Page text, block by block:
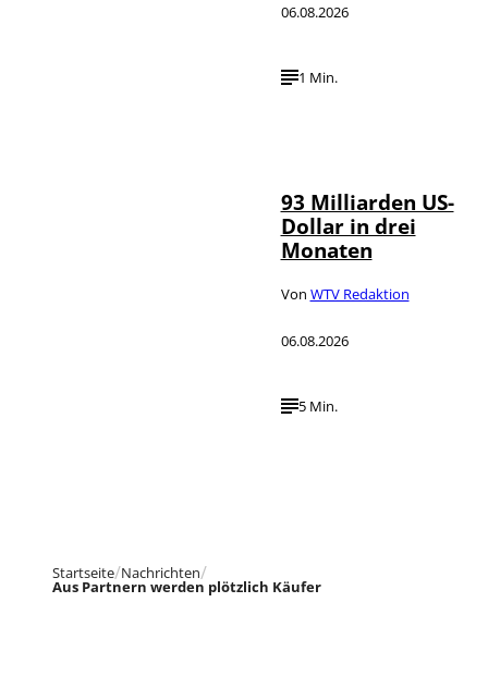
06.08.2026
1 Min.
93 Milliarden US-
Dollar in drei
Monaten
Von WTV Redaktion
06.08.2026
5 Min.
Startseite Nachrichten
Aus Partnern werden plötzlich Käufer